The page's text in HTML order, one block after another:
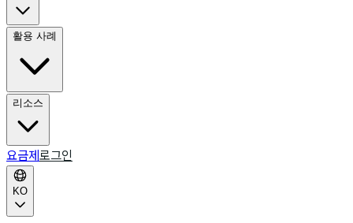
활용 사례
리소스
요금제 로그인
KO